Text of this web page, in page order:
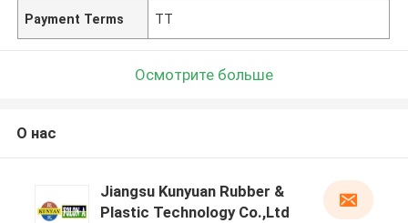
Payment Terms TT
Осмотрите больше
О нас
Jiangsu Kunyuan Rubber &
Plastic Technology Co.,Ltd